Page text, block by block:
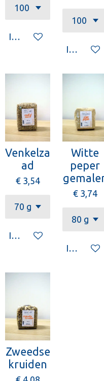
In winkelwagen
In
Venkelza
ad
€ 3,54
In winkelwagen
Witte
peper
€ 3,74
In
Zweedse
kruiden